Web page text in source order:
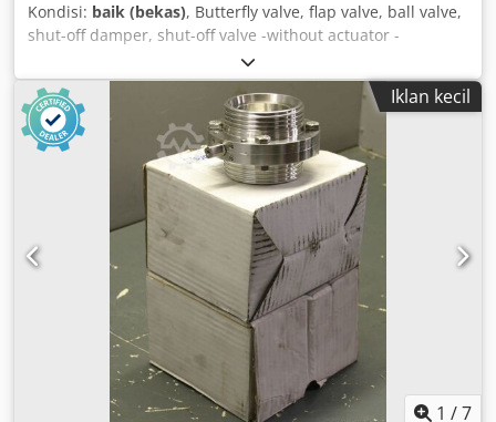
Kondisi: baik (bekas), Butterfly valve, flap valve, ball valve,
shut-off damper, shut-off valve -without actuator -
Connection: DN65 -Nominal pressure: PN16 -Width: 100
mm Cjdpfx Ajb A Sncjfworf -Material: stainless steel -
Weight: 3.3 kg
Iklan kecil
1 /7